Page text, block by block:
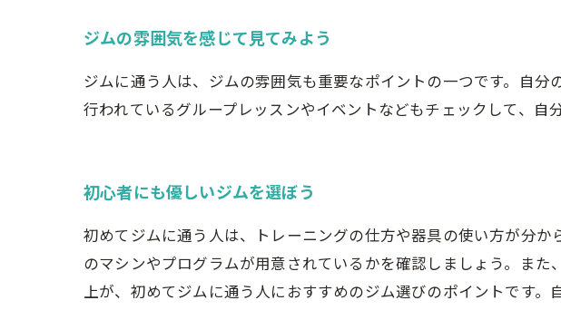
ジムの雰囲気を感じて見てみよう
ジムに通う人は、ジムの雰囲気も重要なポイントの一つです。自
行われているグループレッスンやイベントなどもチェックして、自
初心者にも優しいジムを選ぼう
初めてジムに通う人は、トレーニングの仕方や器具の使い方が分
のマシンやプログラムが用意されているかを確認しましょう。ま
上が、初めてジムに通う人におすすめのジム選びのポイントです。